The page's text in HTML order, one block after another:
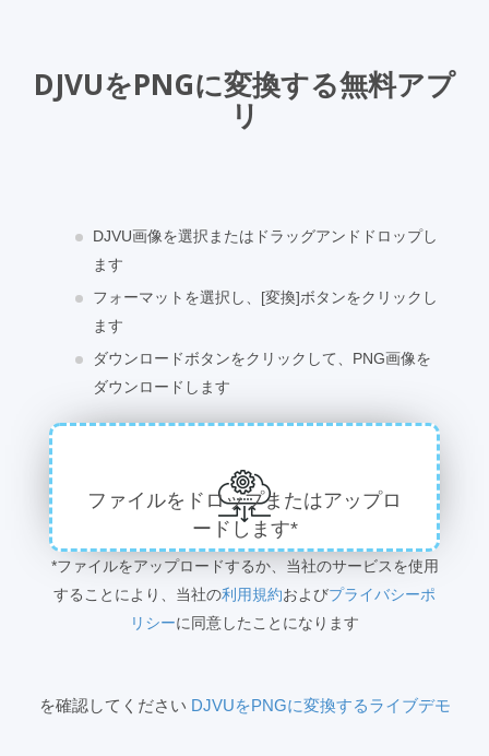
DJVUをPNGに変換する無料アプ
リ
DJVU画像を選択またはドラッグアンドドロップし
ます
フォーマットを選択し、[変換]ボタンをクリックし
ます
ダウンロードボタンをクリックして、PNG画像を
ダウンロードします
ファイルをドロップまたはアップロ
ードします*
*ファイルをアップロードするか、当社のサービスを使用
することにより、当社の利用規約およびプライバシーポ
リシーに同意したことになります
を確認してください DJVUをPNGに変換するライブデモ